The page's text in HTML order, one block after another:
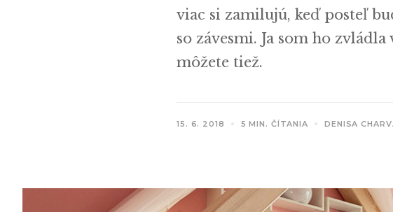
viac si zamilujú, keď posteľ
so závesmi. Ja som ho
môžete tiež.
15. 6. 2018 5 MIN. ČÍTANIA DENISA